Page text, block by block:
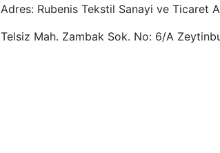
Adres: Rubenis Tekstil Sanayi ve Ticaret
Telsiz Mah. Zambak Sok. No: 6/A